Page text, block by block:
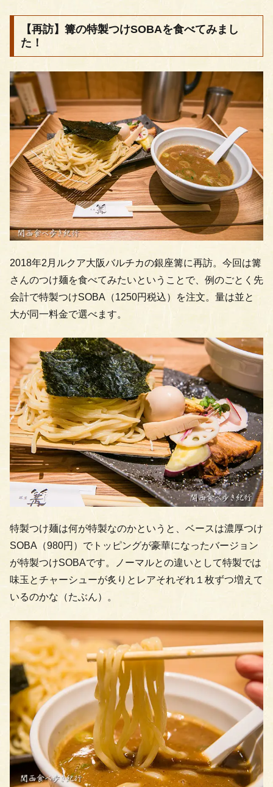
【再訪】篝の特製つけSOBAを食べてみまし
た！
2018年2月ルクア大阪バルチカの銀座篝に再訪。今回は篝
さんのつけ麺を食べてみたいということで、例のごとく先
会計で特製つけSOBA（1250円税込）を注文。量は並と
大が同一料金で選べます。
特製つけ麺は何が特製なのかというと、ベースは濃厚つけ
SOBA（980円）でトッピングが豪華になったバージョン
が特製つけSOBAです。ノーマルとの違いとして特製では
味玉とチャーシューが炙りとレアそれぞれ１枚ずつ増えて
いるのかな（たぶん）。